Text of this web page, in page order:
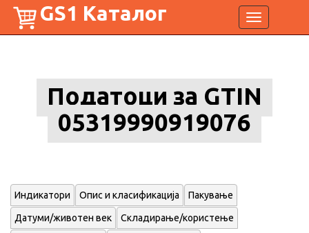
Toggle
navigation
GS1 Каталог
Податоци за GTIN
05319990919076
Индикатори Опис и класификација Пакување
Датуми/животен век Складирање/користење